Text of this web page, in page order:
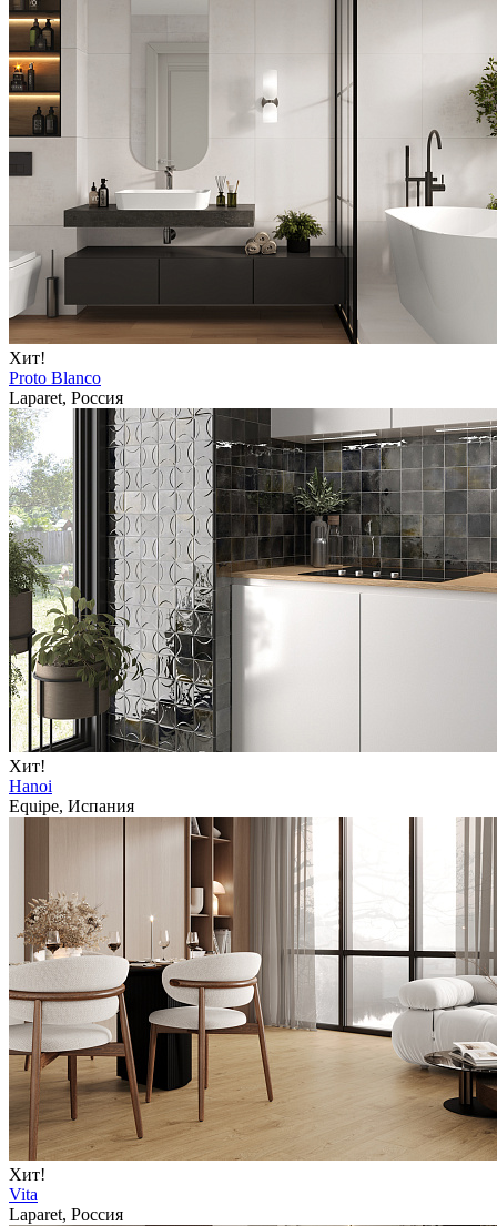
Хит!
Proto Blanco
Laparet, Россия
Хит!
Hanoi
Equipe, Испания
Хит!
Vita
Laparet, Россия